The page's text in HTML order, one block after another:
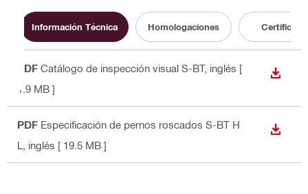
Información Técnica Homologaciones
PDF Catálogo de inspección visual S-BT, inglés [
1.9 MB ]
PDF Especificación de pernos roscados S-BT H
L , inglés [ 19.5 MB ]